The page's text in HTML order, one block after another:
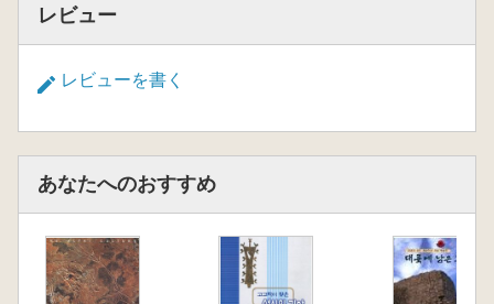
レビュー
レビューを書く
あなたへのおすすめ